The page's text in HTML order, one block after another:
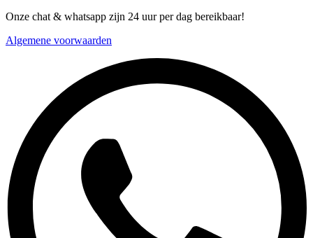
Onze chat & whatsapp zijn 24 uur per dag bereikbaar!
Algemene voorwaarden